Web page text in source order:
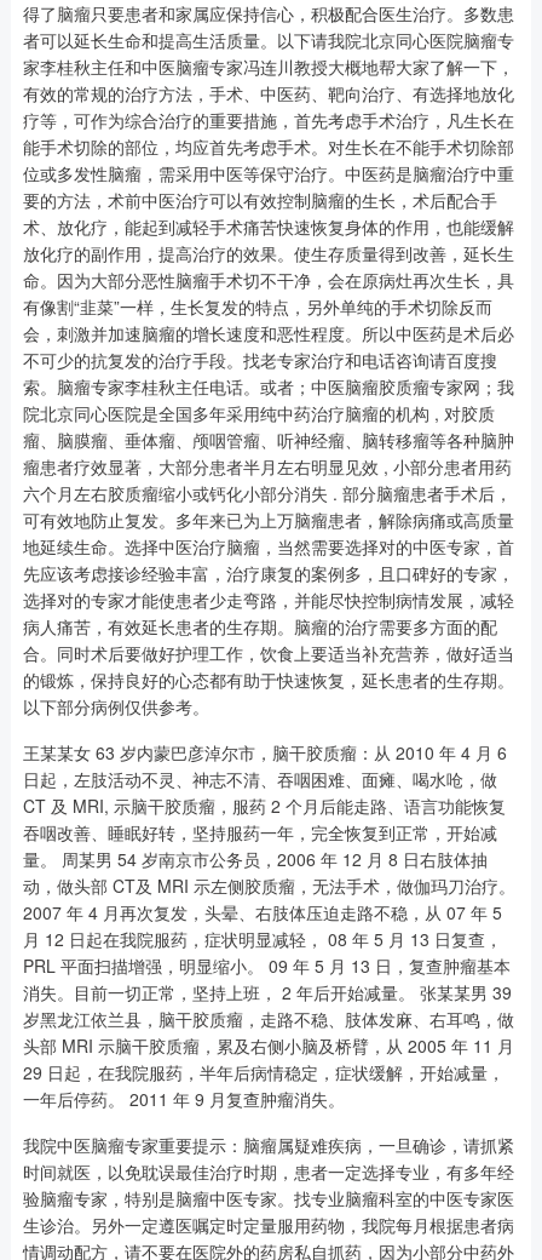
得了脑瘤只要患者和家属应保持信心，积极配合医生治疗。多数患
者可以延长生命和提高生活质量。以下请我院北京同心医院脑瘤专
家李桂秋主任和中医脑瘤专家冯连川教授大概地帮大家了解一下，
有效的常规的治疗方法，手术、中医药、靶向治疗、有选择地放化
疗等，可作为综合治疗的重要措施，首先考虑手术治疗，凡生长在
能手术切除的部位，均应首先考虑手术。对生长在不能手术切除部
位或多发性脑瘤，需采用中医等保守治疗。中医药是脑瘤治疗中重
要的方法，术前中医治疗可以有效控制脑瘤的生长，术后配合手
术、放化疗，能起到减轻手术痛苦快速恢复身体的作用，也能缓解
放化疗的副作用，提高治疗的效果。使生存质量得到改善，延长生
命。因为大部分恶性脑瘤手术切不干净，会在原病灶再次生长，具
有像割“韭菜”一样，生长复发的特点，另外单纯的手术切除反而
会，刺激并加速脑瘤的增长速度和恶性程度。所以中医药是术后必
不可少的抗复发的治疗手段。找老专家治疗和电话咨询请百度搜
索。脑瘤专家李桂秋主任电话。或者；中医脑瘤胶质瘤专家网；我
院北京同心医院是全国多年采用纯中药治疗脑瘤的机构 , 对胶质
瘤、脑膜瘤、垂体瘤、颅咽管瘤、听神经瘤、脑转移瘤等各种脑肿
瘤患者疗效显著，大部分患者半月左右明显见效 , 小部分患者用药
六个月左右胶质瘤缩小或钙化小部分消失 . 部分脑瘤患者手术后，
可有效地防止复发。多年来已为上万脑瘤患者，解除病痛或高质量
地延续生命。选择中医治疗脑瘤，当然需要选择对的中医专家，首
先应该考虑接诊经验丰富，治疗康复的案例多，且口碑好的专家，
选择对的专家才能使患者少走弯路，并能尽快控制病情发展，减轻
病人痛苦，有效延长患者的生存期。脑瘤的治疗需要多方面的配
合。同时术后要做好护理工作，饮食上要适当补充营养，做好适当
的锻炼，保持良好的心态都有助于快速恢复，延长患者的生存期。
以下部分病例仅供参考。
王某某女 63 岁内蒙巴彦淖尔市，脑干胶质瘤：从 2010 年 4 月 6
日起，左肢活动不灵、神志不清、吞咽困难、面瘫、喝水呛，做
CT 及 MRI, 示脑干胶质瘤，服药 2 个月后能走路、语言功能恢复
吞咽改善、睡眠好转，坚持服药一年，完全恢复到正常，开始减
量。 周某男 54 岁南京市公务员，2006 年 12 月 8 日右肢体抽
动，做头部 CT及 MRI 示左侧胶质瘤，无法手术，做伽玛刀治疗。
2007 年 4 月再次复发，头晕、右肢体压迫走路不稳，从 07 年 5
月 12 日起在我院服药，症状明显减轻， 08 年 5 月 13 日复查，
PRL 平面扫描增强，明显缩小。 09 年 5 月 13 日，复查肿瘤基本
消失。目前一切正常，坚持上班， 2 年后开始减量。 张某某男 39
岁黑龙江依兰县，脑干胶质瘤，走路不稳、肢体发麻、右耳鸣，做
头部 MRI 示脑干胶质瘤，累及右侧小脑及桥臂，从 2005 年 11 月
29 日起，在我院服药，半年后病情稳定，症状缓解，开始减量，
一年后停药。 2011 年 9 月复查肿瘤消失。
我院中医脑瘤专家重要提示：脑瘤属疑难疾病，一旦确诊，请抓紧
时间就医，以免耽误最佳治疗时期，患者一定选择专业，有多年经
验脑瘤专家，特别是脑瘤中医专家。找专业脑瘤科室的中医专家医
生诊治。另外一定遵医嘱定时定量服用药物，我院每月根据患者病
情调动配方，请不要在医院外的药房私自抓药，因为小部分中药外